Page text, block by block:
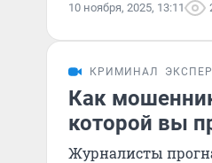
10 ноября, 2025, 13:11
КРИМИНАЛ
Как
которой вы
Журналисты